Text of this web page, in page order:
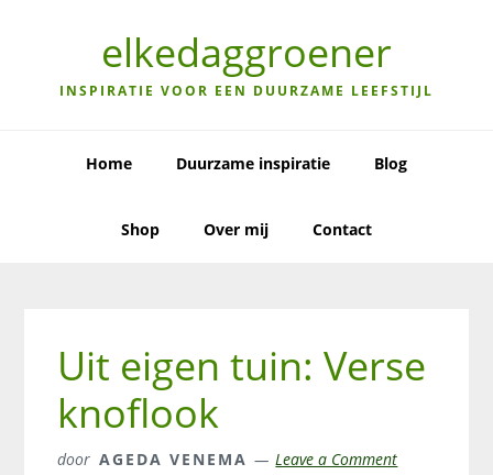
navigation
elkedaggroener
INSPIRATIE VOOR EEN DUURZAME LEEFSTIJL
Home Duurzame inspiratie Blog
Shop Over mij Contact
Uit eigen tuin: Verse
knoflook
door AGEDA VENEMA Leave a Comment